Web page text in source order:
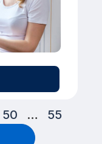
50 … 55